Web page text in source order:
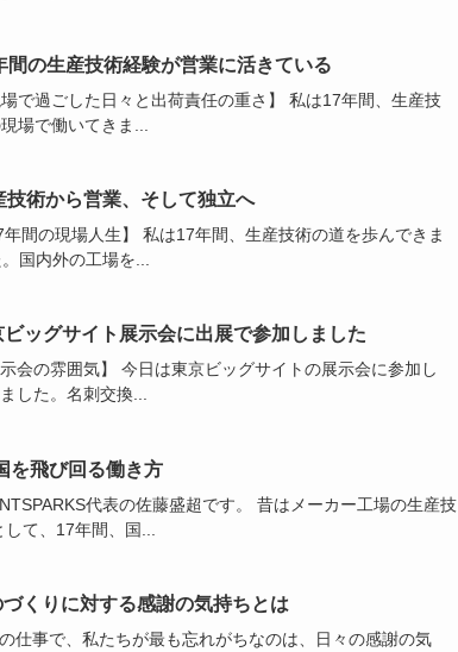
間の生産技術経験が営業に活きている
場で過ごした日々と出荷責任の重さ】 私は17年間、生産技
場で働いてきま...
技術から営業、そして独立へ
年間の現場人生】 私は17年間、生産技術の道を歩んできま
。国内外の工場を...
ビッグサイト展示会に出展で参加しました
示会の雰囲気】 今日は東京ビッグサイトの展示会に参加し
した。名刺交換...
を飛び回る働き方
代表の佐藤盛超です。 昔はメーカー工場の生産技
して、17年間、国...
づくりに対する感謝の気持ちとは
仕事で、私たちが最も忘れがちなのは、日々の感謝の気